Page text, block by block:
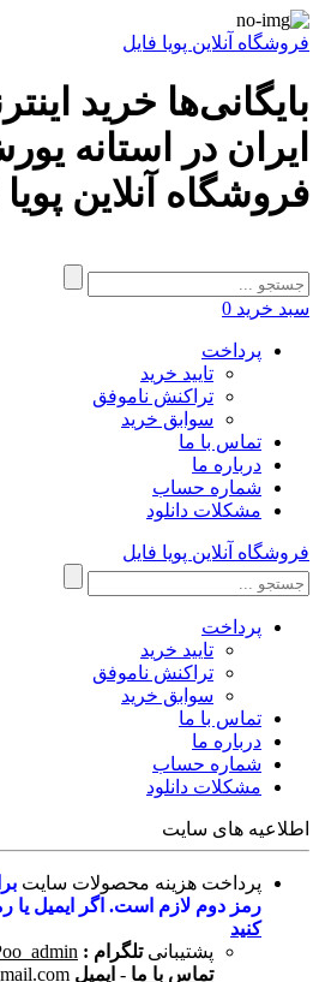
فروشگاه آنلاین پویا فایل
بایگانی‌ها خرید
ایران در استانه
فروشگاه آنلاین
سبد خرید 0
پرداخت
تایید خرید
تراکنش ناموفق
سوابق خرید
تماس با ما
درباره ما
شماره حساب
مشکلات دانلود
فروشگاه آنلاین پویا فایل
پرداخت
تایید خرید
تراکنش ناموفق
سوابق خرید
تماس با ما
درباره ما
شماره حساب
مشکلات دانلود
اطلاعیه های سایت
پرداخت هزینه محصولات سایت
رمز دوم لازم است. اگر ایمیل یا
کنید
پشتیبانی تلگرام :
تماس با ما - ایمیل